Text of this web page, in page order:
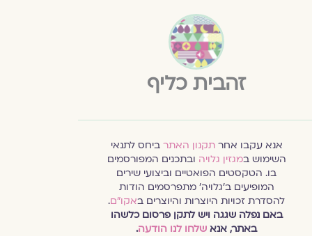
זהבית כליף
אנא עקבו אחרתקנון האתר ביחס לתנאי
השימוש במגזין גלויה ובתכנים המפורסמים
בו. הטקסטים הפואטיים וביצועי שירים
המופיעים ב׳גלויה׳ מתפרסמים הודות
להסדרת זכויות היוצרות והיוצרים באקו״ם.
באם נפלה שגגה ויש לתקן פרסום כלשהו
באתר, אנא שלחו לנו הודעה.